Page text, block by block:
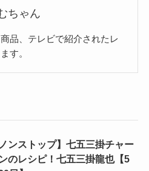
ちゃん
品、テレビで紹介されたレ
す。
ノンストップ】七五三掛チャー
のレシピ！七五三掛龍也【5